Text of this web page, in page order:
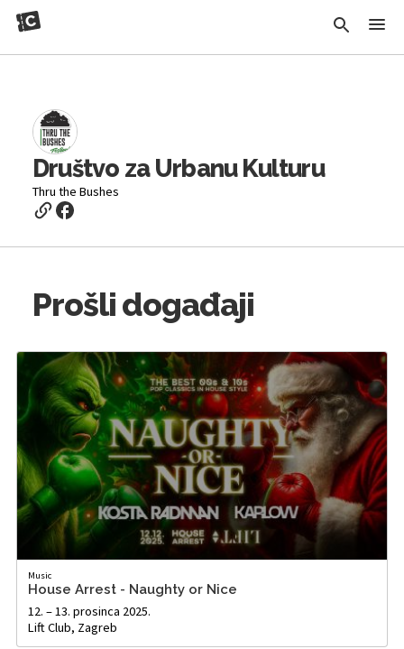
Društvo za Urbanu Kulturu
Thru the Bushes
Prošli događaji
Music
House Arrest - Naughty or Nice
12. – 13. prosinca 2025.
Lift Club, Zagreb